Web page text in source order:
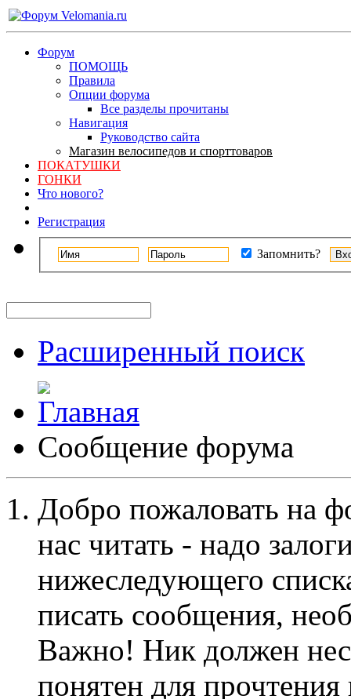
Форум
ПОМОЩЬ
Правила
Опции форума
Все разделы прочитаны
Навигация
Руководство сайта
Магазин велосипедов и спорттоваров
ПОКАТУШКИ
ГОНКИ
Что нового?
Регистрация
Запомнить?
Расширенный поиск
Сообщение форума
Добро пожаловать на
нас читать - надо
нижеследующего
писать сообщения,
Важно! Ник должен
понятен для